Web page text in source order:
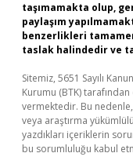
taşımamakta olup,
paylaşım
benzerlikleri
taslak halindedir ve
Sitemiz, 5651 Sayılı
Kurumu (BTK)
vermektedir. Bu
veya araştırma
yazdıkları içeriklerin
bu sorumluluğu kabul